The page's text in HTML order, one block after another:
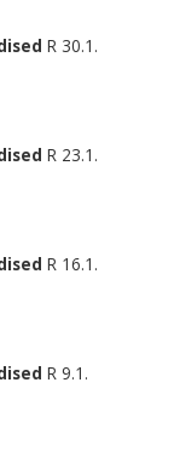
R 30.1.
R 23.1.
R 16.1.
R 9.1.